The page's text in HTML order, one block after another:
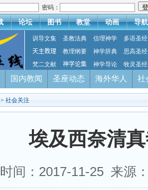
密码：
论坛 图书 教堂 动画 导航
训导文集 圣教法典 信理神学
多语圣经
天主教理
教理纲要 神学辞典
思高圣经
梵二文献
神学论集 神学导论 牧灵圣经
国内教闻 圣座动态 海外华人 社
> 社会关注
埃及西奈清
时间：2017-11-25 来源